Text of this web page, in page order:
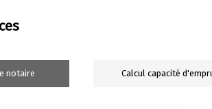
notaire Calcul capacité